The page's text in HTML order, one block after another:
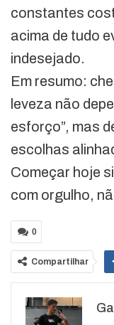
constantes
acima de tudo
indesejado.
Em resumo:
leveza não
esforço”, mas
escolhas
Começar hoje
com orgulho,
0
Compartilhar
WhatsApp